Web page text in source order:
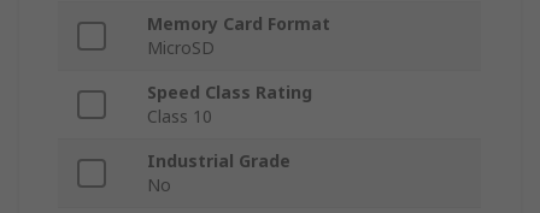
Memory Card Format
MicroSD
Speed Class Rating
Class 10
Industrial Grade
No